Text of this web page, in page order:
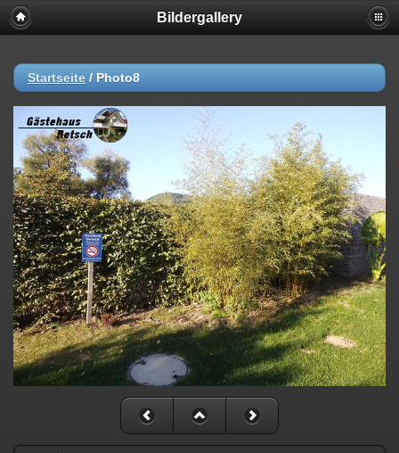
Bildergallery
Startseite / Photo8